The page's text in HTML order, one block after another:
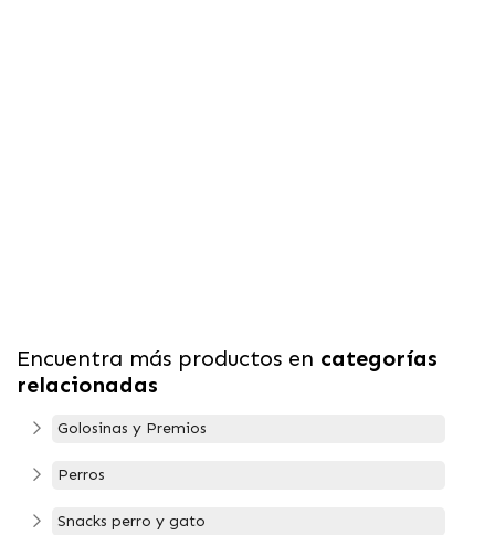
Encuentra más productos en categorías
relacionadas
Golosinas y Premios
Perros
Snacks perro y gato